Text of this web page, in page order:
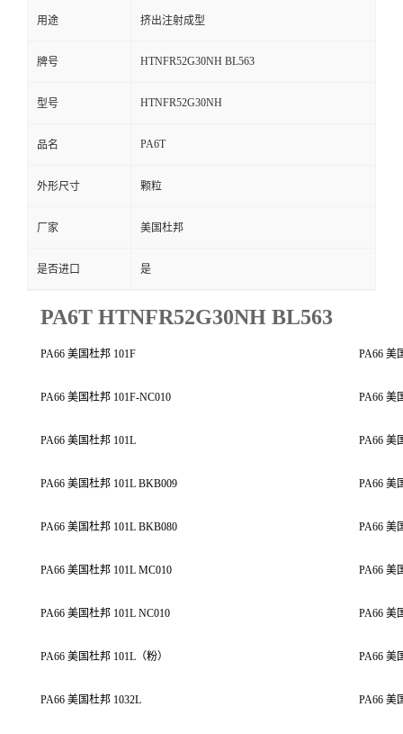
用途 挤出注射成型
牌号 HTNFR52G30NH BL563
型号 HTNFR52G30NH
品名 PA6T
外形尺寸 颗粒
厂家 美国杜邦
是否进口 是
PA6T HTNFR52G30NH BL563
PA66 美国杜邦 101F PA66 美
PA66 美国杜邦 101F-NC010 PA66 美
PA66 美国杜邦 101L PA66 美
PA66 美国杜邦 101L BKB009 PA66 美
PA66 美国杜邦 101L BKB080 PA66 美
PA66 美国杜邦 101L MC010 PA66 美
PA66 美国杜邦 101L NC010 PA66 美
PA66 美国杜邦 101L（粉） PA66 美
PA66 美国杜邦 1032L PA66 美